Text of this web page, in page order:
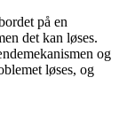
på en
det kan løses.
og
løses, og